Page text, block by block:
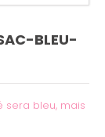
BLEU-
sera bleu, mais